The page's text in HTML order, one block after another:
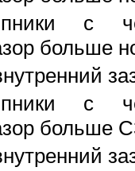
с
больше
с
больше